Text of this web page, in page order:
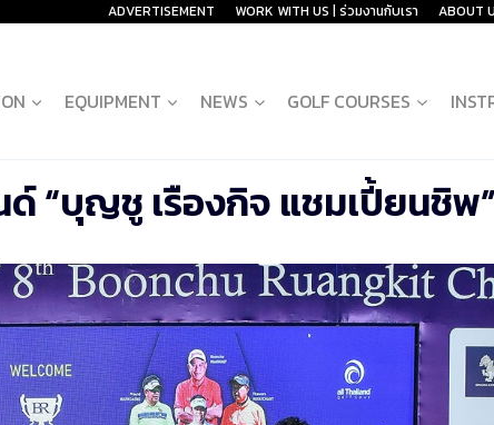
ADVERTISEMENT WORK WITH US | ร่วมงานกับเรา ABOUT
EQUIPMENT NEWS GOLF COURSES
“บุญชู เรืองกิจ แชมเปี้ยนชิพ